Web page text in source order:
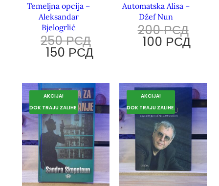
Temeljna opcija –
Aleksandar
Bjelogrlić
250РСД
150 РСД
Automatska Alisa –
Džef Nun
200РСД
100 РСД
AKCIJA!
DOK TRAJU ZALIHE.
AKCIJA!
DOK TRAJU ZALIHE.